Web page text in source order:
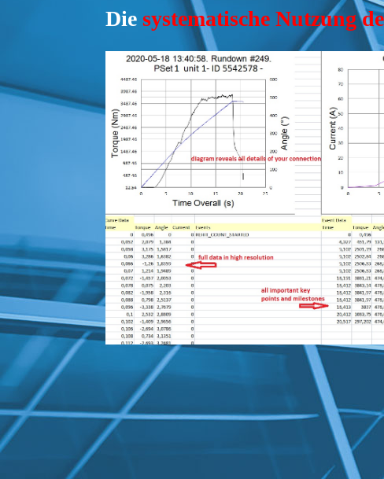
Diesystematische Nutzung